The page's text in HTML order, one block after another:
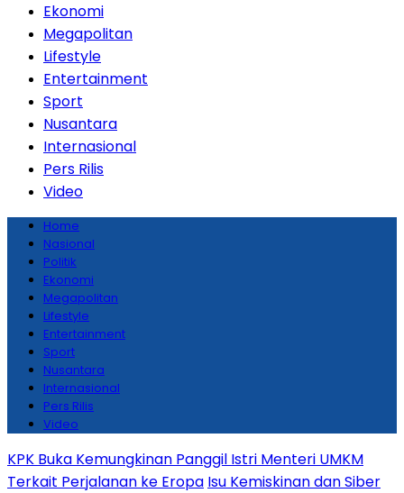
Ekonomi
Megapolitan
Lifestyle
Entertainment
Sport
Nusantara
Internasional
Pers Rilis
Video
Home
Nasional
Politik
Ekonomi
Megapolitan
Lifestyle
Entertainment
Sport
Nusantara
Internasional
Pers Rilis
Video
KPK Buka Kemungkinan Panggil Istri Menteri UMKM
Terkait Perjalanan ke Eropa Isu Kemiskinan dan Siber